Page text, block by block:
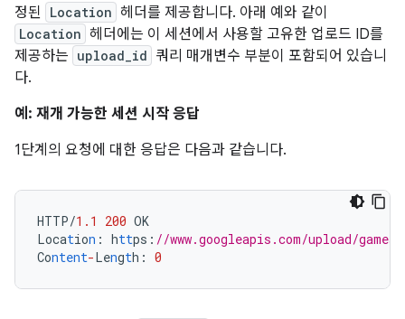
정된 Location 헤더를 제공합니다. 아래 예와 같이
Location 헤더에는 이 세션에서 사용할 고유한 업로드 ID를
제공하는 upload_id 쿼리 매개변수 부분이 포함되어 있습니
다.
예: 재개 가능한 세션 시작 응답
1단계의 요청에 대한 응답은 다음과 같습니다.
HTTP/1.1 200 OK
Location : https : //www.googleapis.com/upload/
Content-Length : 0